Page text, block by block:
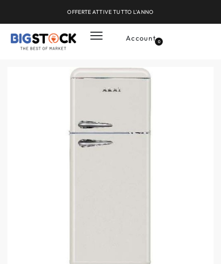
OFFERTE ATTIVE TUTTO L'ANNO
Account 0